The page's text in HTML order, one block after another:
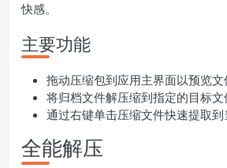
快感。
主要功能
拖动压缩包到应用主界面以预览文
将归档文件解压缩到指定的目标文
通过右键单击压缩文件快速提取
全能解压